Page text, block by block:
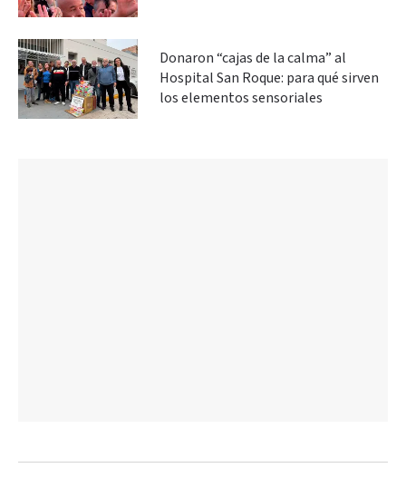
Donaron “cajas de la calma” al
Hospital San Roque: para qué sirven
los elementos sensoriales